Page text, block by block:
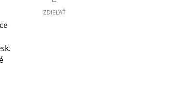
ZDIEĽAŤ